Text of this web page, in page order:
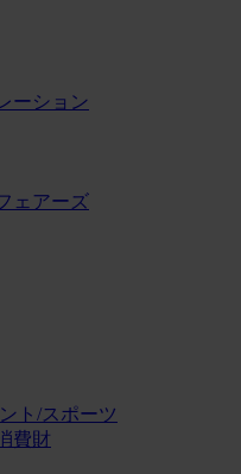
ーション
ェアーズ
ト/スポーツ
費財